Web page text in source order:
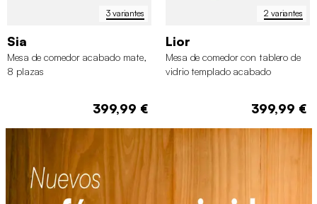
3 variantes
Sia
Mesa de comedor acabado mate,
8 plazas
399,99 €
2 variantes
Lior
Mesa de comedor con tablero de
vidrio templado acabado
399,99 €